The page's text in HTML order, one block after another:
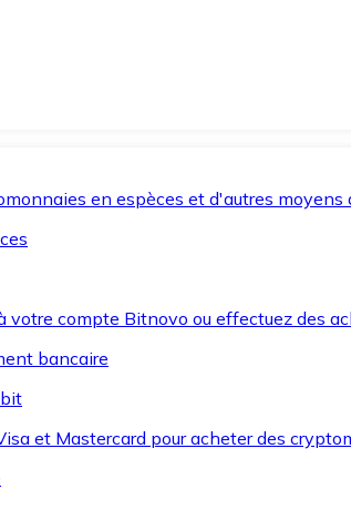
en espèces et d'autres
votre compte Bitnovo ou effectuez des
bancaire
et Mastercard pour acheter des